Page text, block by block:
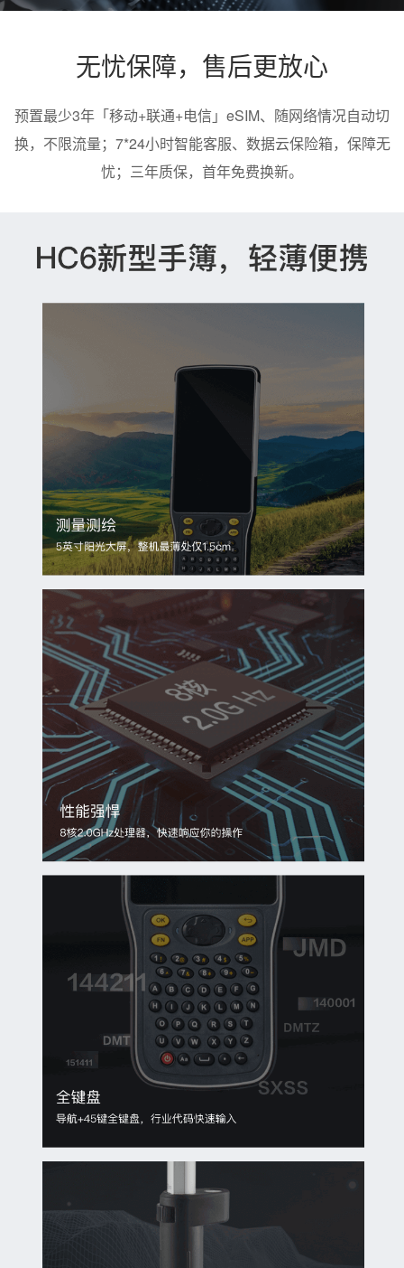
无忧保障，售后更放心
预置最少3年「移动+联通+电信」eSIM、随网络情况自动切
换，不限流量；7*24小时智能客服、数据云保险箱，保障无
忧；三年质保，首年免费换新。